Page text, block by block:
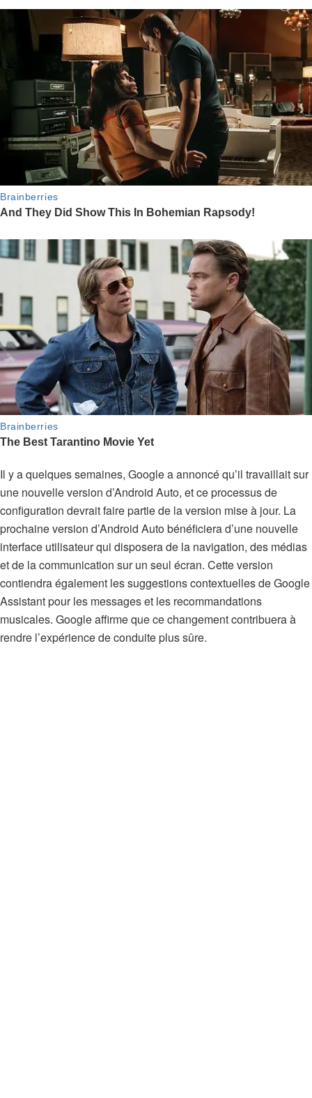
Il y a quelques semaines, Google a annoncé qu’il travaillait sur
une nouvelle version d’Android Auto, et ce processus de
configuration devrait faire partie de la version mise à jour. La
prochaine version d’Android Auto bénéficiera d’une nouvelle
interface utilisateur qui disposera de la navigation, des médias
et de la communication sur un seul écran. Cette version
contiendra également les suggestions contextuelles de Google
Assistant pour les messages et les recommandations
musicales. Google affirme que ce changement contribuera à
rendre l’expérience de conduite plus sûre.